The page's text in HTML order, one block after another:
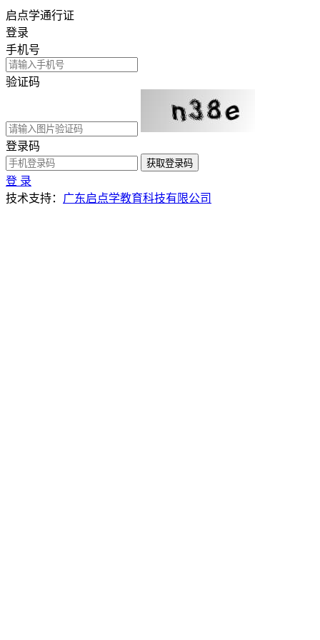
启点学通行证
登录
手机号
验证码
登录码
获取登录码
登 录
技术支持： 广东启点学教育科技有限公司